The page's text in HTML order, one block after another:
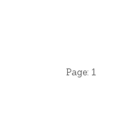
Page: 1